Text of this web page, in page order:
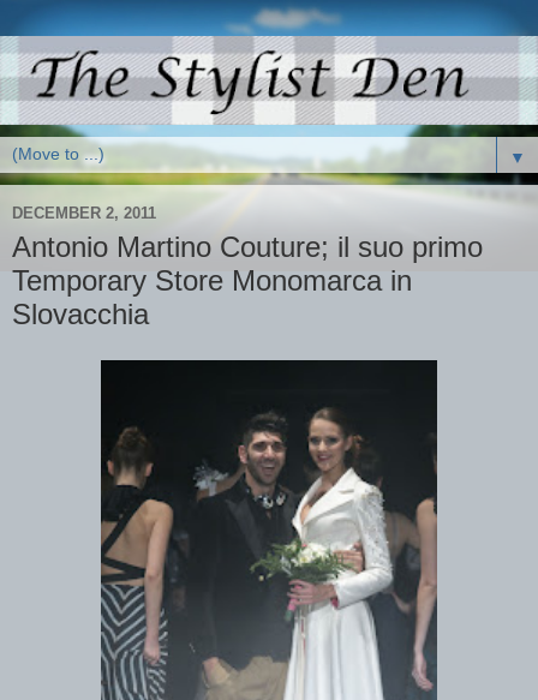
▼
DECEMBER 2, 2011
Antonio Martino Couture; il suo primo
Temporary Store Monomarca in
Slovacchia